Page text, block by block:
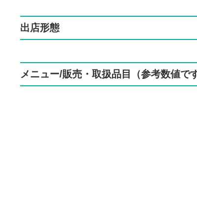
出店形態
メニュー/販売・取扱品目（参考数値です